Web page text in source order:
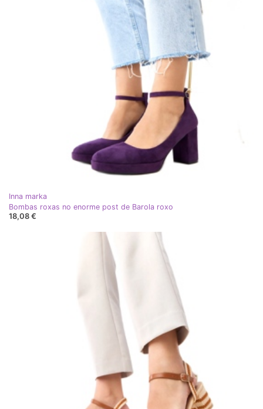
Inna marka
Bombas roxas no enorme post de Barola roxo
18,08 €